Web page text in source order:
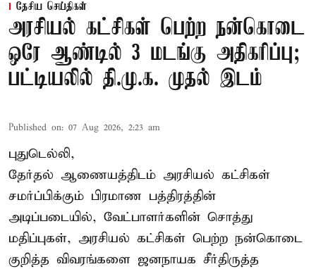
தேசிய செய்திகள்
அரசியல் கட்சிகள் பெற்ற நன்கொடை
ஒரே ஆண்டில் 3 மடங்கு அதிகரிப்பு;
பட்டியலில் தி.மு.க. முதல் இடம்
Published on: 07 Aug 2026, 2:23 am
புதுடெல்லி,
தேர்தல் ஆணையத்திடம் அரசியல் கட்சிகள்
சமர்ப்பிக்கும் பிரமாண பத்திரத்தின்
அடிப்படையில், வேட்பாளர்களின் சொத்து
மதிப்புகள், அரசியல் கட்சிகள் பெற்ற நன்கொடை
குறித்த விவரங்களை ஜனநாயக சீர்திருத்த